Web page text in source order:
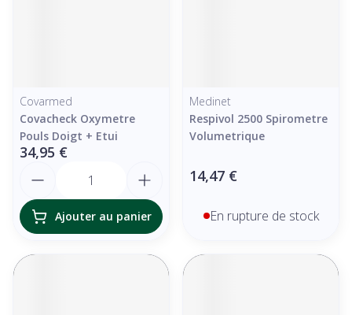
Covarmed
Covacheck Oxymetre
Pouls Doigt + Etui
34,95 €
Ajouter au panier
Medinet
Respivol 2500 Spirometre
Volumetrique
14,47 €
En rupture de stock